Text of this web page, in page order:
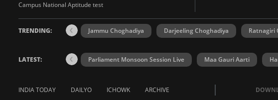
Campus National Aptitude test
TRENDING: Jammu Choghadiya Darjeeling Choghadiya Ratnagiri
LATEST: Parliament Monsoon Session Live Maa Gauri Aarti
INDIA TODAY DAILYO ICHOWK ARCHIVE